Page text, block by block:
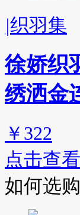
|织羽集
徐娇织
绣洒金
￥322
点击查
如何选购